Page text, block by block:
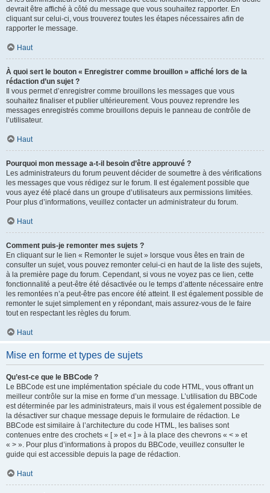
devrait être affiché à côté du message que vous souhaitez rapporter. En
cliquant sur celui-ci, vous trouverez toutes les étapes nécessaires afin de
rapporter le message.
Haut
À quoi sert le bouton « Enregistrer comme brouillon » affiché lors de la
rédaction d’un sujet ?
Il vous permet d’enregistrer comme brouillons les messages que vous
souhaitez finaliser et publier ultérieurement. Vous pouvez reprendre les
messages enregistrés comme brouillons depuis le panneau de contrôle de
l’utilisateur.
Haut
Pourquoi mon message a-t-il besoin d’être approuvé ?
Les administrateurs du forum peuvent décider de soumettre à des vérifications
les messages que vous rédigez sur le forum. Il est également possible que
vous ayez été placé dans un groupe d’utilisateurs aux permissions limitées.
Pour plus d’informations, veuillez contacter un administrateur du forum.
Haut
Comment puis-je remonter mes sujets ?
En cliquant sur le lien « Remonter le sujet » lorsque vous êtes en train de
consulter un sujet, vous pouvez remonter celui-ci en haut de la liste des sujets,
à la première page du forum. Cependant, si vous ne voyez pas ce lien, cette
fonctionnalité a peut-être été désactivée ou le temps d’attente nécessaire entre
les remontées n’a peut-être pas encore été atteint. Il est également possible de
remonter le sujet simplement en y répondant, mais assurez-vous de le faire
tout en respectant les règles du forum.
Haut
Mise en forme et types de sujets
Qu’est-ce que le BBCode ?
Le BBCode est une implémentation spéciale du code HTML, vous offrant un
meilleur contrôle sur la mise en forme d’un message. L’utilisation du BBCode
est déterminée par les administrateurs, mais il vous est également possible de
la désactiver sur chaque message depuis le formulaire de rédaction. Le
BBCode est similaire à l’architecture du code HTML, les balises sont
contenues entre des crochets « [ » et « ] » à la place des chevrons « < » et
« > ». Pour plus d’informations à propos du BBCode, veuillez consulter le
guide qui est accessible depuis la page de rédaction.
Haut